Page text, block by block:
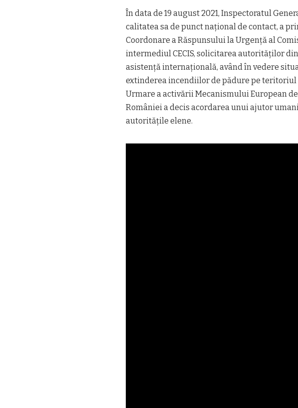
În data de 19 august 2021, Inspectoratul
calitatea sa de punct național de contact, a
Coordonare a Răspunsului la Urgență al
intermediul CECIS, solicitarea autorităților
asistență internațională, având în vedere
extinderea incendiilor de pădure pe teritoriul
Urmare a activării Mecanismului European
României a decis acordarea unui ajutor
autoritățile elene.